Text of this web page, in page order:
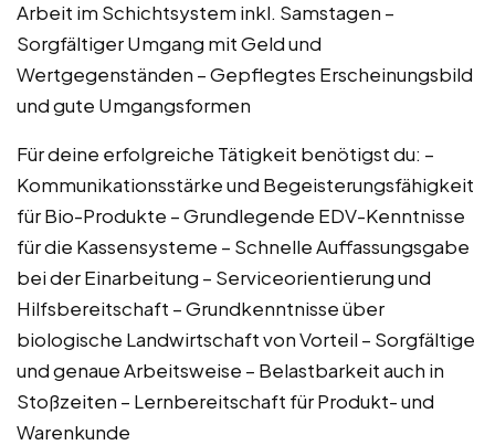
Arbeit im Schichtsystem inkl. Samstagen –
Sorgfältiger Umgang mit Geld und
Wertgegenständen – Gepflegtes Erscheinungsbild
und gute Umgangsformen
Für deine erfolgreiche Tätigkeit benötigst du: –
Kommunikationsstärke und Begeisterungsfähigkeit
für Bio-Produkte – Grundlegende EDV-Kenntnisse
für die Kassensysteme – Schnelle Auffassungsgabe
bei der Einarbeitung – Serviceorientierung und
Hilfsbereitschaft – Grundkenntnisse über
biologische Landwirtschaft von Vorteil – Sorgfältige
und genaue Arbeitsweise – Belastbarkeit auch in
Stoßzeiten – Lernbereitschaft für Produkt- und
Warenkunde